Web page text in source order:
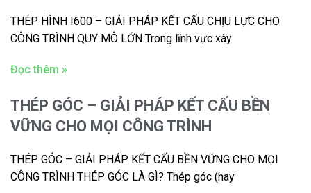
THÉP HÌNH I600 – GIẢI PHÁP KẾT CẤU CHỊU LỰC CHO
CÔNG TRÌNH QUY MÔ LỚN Trong lĩnh vực xây
Đọc thêm »
THÉP GÓC – GIẢI PHÁP KẾT CẤU BỀN
VỮNG CHO MỌI CÔNG TRÌNH
THÉP GÓC – GIẢI PHÁP KẾT CẤU BỀN VỮNG CHO MỌI
CÔNG TRÌNH THÉP GÓC LÀ GÌ? Thép góc (hay